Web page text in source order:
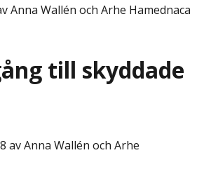
Anna Wallén och Arhe Hamednaca
till skyddade
av Anna Wallén och Arhe